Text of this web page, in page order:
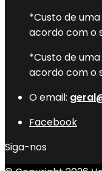
*Custo de
acordo com o
*Custo de
acordo com o
O email:
Facebook
Siga-nos